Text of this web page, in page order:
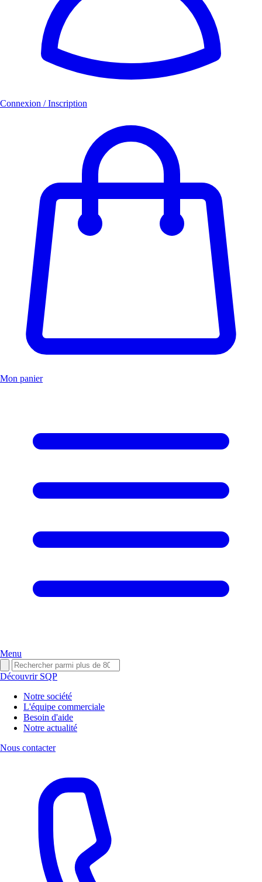
Connexion / Inscription
Mon panier
Menu
Découvrir SQP
Notre société
L'équipe commerciale
Besoin d'aide
Notre actualité
Nous contacter